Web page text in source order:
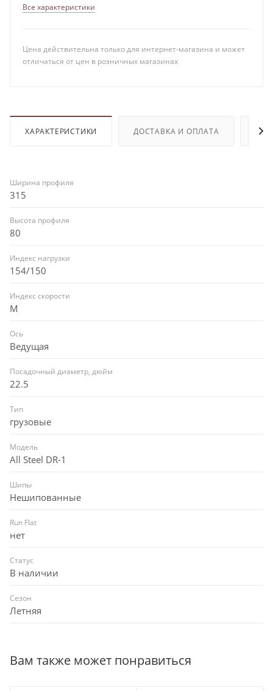
Все характеристики
Цена действительна только для интернет-магазина и может
отличаться от цен в розничных магазинах
ХАРАКТЕРИСТИКИ ДОСТАВКА И ОПЛАТА
Ширина профиля
315
Высота профиля
80
Индекс нагрузки
154/150
Индекс скорости
M
Ось
Ведущая
Посадочный диаметр, дюйм
22.5
Тип
грузовые
Модель
All Steel DR-1
Шипы
Нешипованные
Run Flat
нет
Статус
В наличии
Сезон
Летняя
Вам также может понравиться